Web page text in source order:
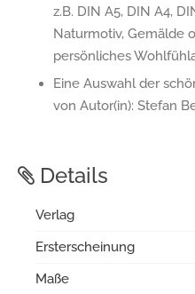
z.B. DIN A5, DIN A4,
Naturmotiv, Gemälde
persönliches
Eine Auswahl der
von Autor(in): Stefan
Details
Verlag
Ersterscheinung
Maße